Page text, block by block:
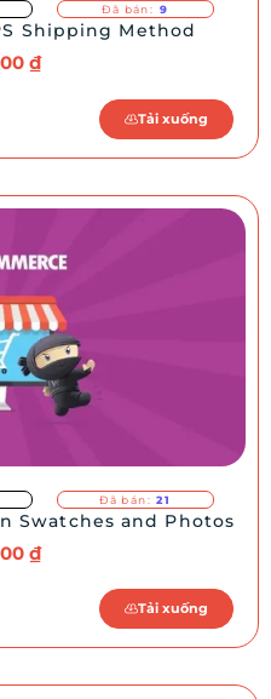
Đã bán: 9
Shipping Method
₫
Tải xuống
Đã bán: 21
Swatches and Photos
₫
Tải xuống